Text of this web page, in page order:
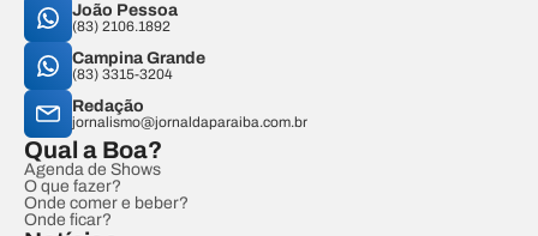
João Pessoa
(83) 2106.1892
Campina Grande
(83) 3315-3204
Redação
jornalismo@jornaldaparaiba.com.br
Qual a Boa?
Agenda de Shows
O que fazer?
Onde comer e beber?
Onde ficar?